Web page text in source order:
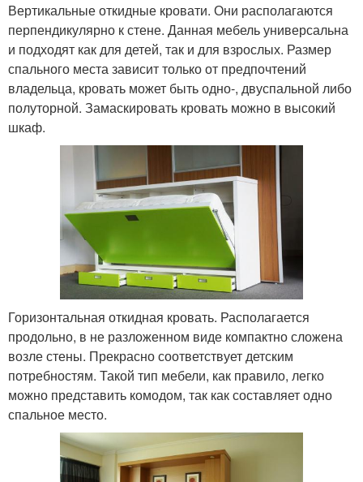
Вертикальные откидные кровати. Они располагаются
перпендикулярно к стене. Данная мебель универсальна
и подходят как для детей, так и для взрослых. Размер
спального места зависит только от предпочтений
владельца, кровать может быть одно-, двуспальной либо
полуторной. Замаскировать кровать можно в высокий
шкаф.
Горизонтальная откидная кровать. Располагается
продольно, в не разложенном виде компактно сложена
возле стены. Прекрасно соответствует детским
потребностям. Такой тип мебели, как правило, легко
можно представить комодом, так как составляет одно
спальное место.